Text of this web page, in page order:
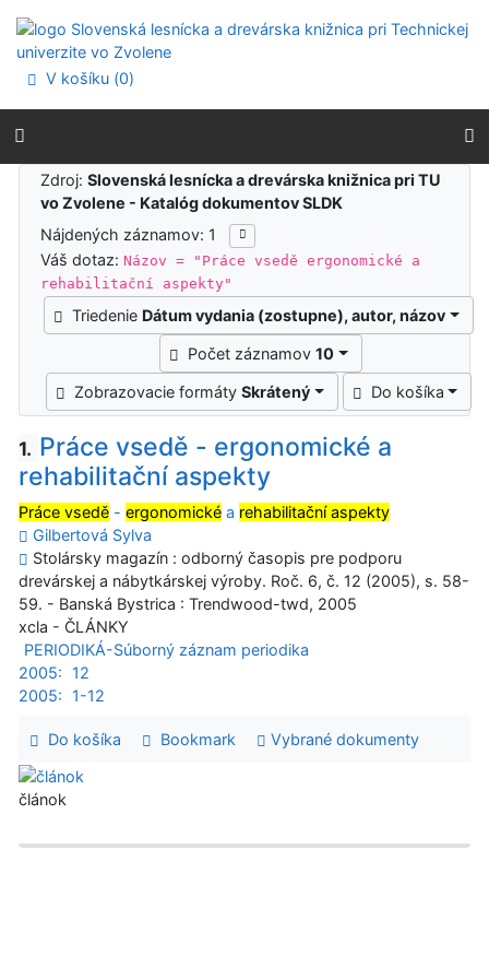
Prejsť na menu
Prehlásenie o webovej prístupnosti
V košíku (0)
Výsledky vyhľadávania
Zdroj:Slovenská lesnícka a drevárska knižnica pri TU
vo Zvolene - Katalóg dokumentov SLDK
Nájdených záznamov: 1
Váš dotaz:Názov = "Práce vsedě ergonomické a
rehabilitační aspekty"
Triedenie Dátum vydania (zostupne), autor, názov
Počet záznamov10
Zobrazovacie formátySkrátený Do košíka
1. Práce vsedě - ergonomické a
rehabilitační aspekty
Práce vsedě - ergonomické a rehabilitační aspekty
Gilbertová Sylva
Stolársky magazín : odborný časopis pre podporu
drevárskej a nábytkárskej výroby. Roč. 6, č. 12 (2005), s. 58-
59. - Banská Bystrica : Trendwood-twd, 2005
xcla - ČLÁNKY
PERIODIKÁ-Súborný záznam periodika
2005:
12
2005:
1-12
Do košíka Bookmark Vybrané dokumenty
článok